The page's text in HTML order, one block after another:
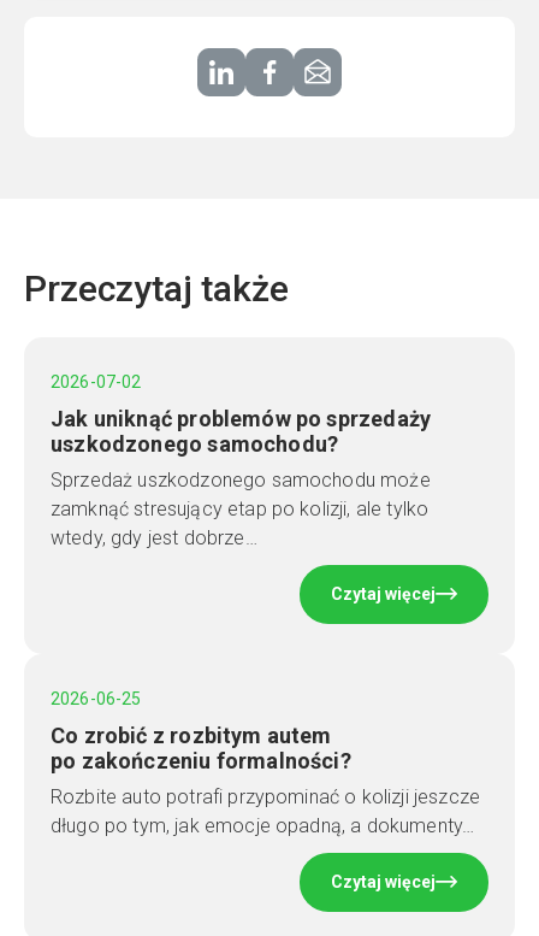
Przeczytaj także
2026-07-02
Jak uniknąć problemów po sprzedaży
uszkodzonego samochodu?
Sprzedaż uszkodzonego samochodu może
zamknąć stresujący etap po kolizji, ale tylko
wtedy, gdy jest dobrze…
Czytaj więcej
2026-06-25
Co zrobić z rozbitym autem
po zakończeniu formalności?
Rozbite auto potrafi przypominać o kolizji jeszcze
długo po tym, jak emocje opadną, a dokumenty…
Czytaj więcej